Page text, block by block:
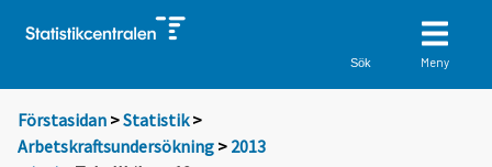
Sök Meny
Förstasidan >Statistik >
Arbetskraftsundersökning > 2013